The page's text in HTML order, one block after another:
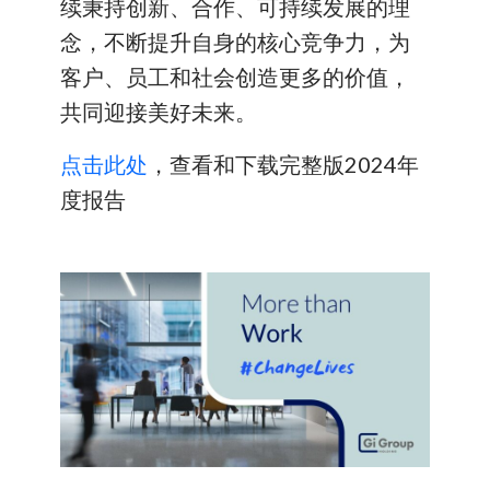
续秉持创新、合作、可持续发展的理
念，不断提升自身的核心竞争力，为
客户、员工和社会创造更多的价值，
共同迎接美好未来。
点击此处 ，查看和下载完整版2024年
度报告